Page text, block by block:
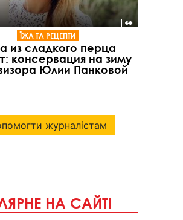
ЇЖА ТА РЕЦЕПТИ
из сладкого перца
консервация на зиму
Юлии Панковой
журналістам
НА САЙТІ